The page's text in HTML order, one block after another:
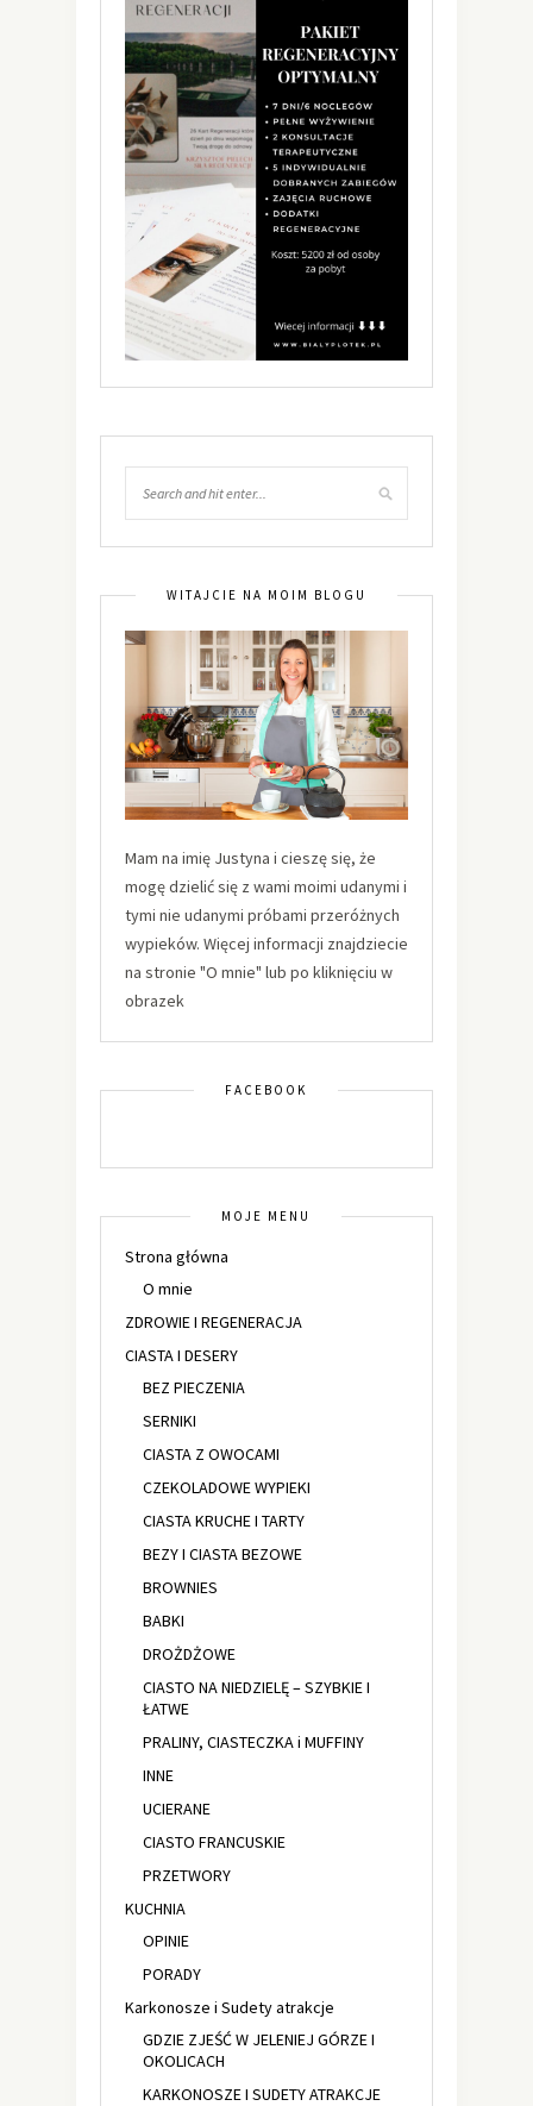
WITAJCIE NA MOIM BLOGU
Mam na imię Justyna i cieszę się, że
mogę dzielić się z wami moimi udanymi i
tymi nie udanymi próbami przeróżnych
wypieków. Więcej informacji znajdziecie
na stronie "O mnie" lub po kliknięciu w
obrazek
FACEBOOK
MOJE MENU
Strona główna
O mnie
ZDROWIE I REGENERACJA
CIASTA I DESERY
BEZ PIECZENIA
SERNIKI
CIASTA Z OWOCAMI
CZEKOLADOWE WYPIEKI
CIASTA KRUCHE I TARTY
BEZY I CIASTA BEZOWE
BROWNIES
BABKI
DROŻDŻOWE
CIASTO NA NIEDZIELĘ – SZYBKIE I
ŁATWE
PRALINY, CIASTECZKA i MUFFINY
INNE
UCIERANE
CIASTO FRANCUSKIE
PRZETWORY
KUCHNIA
OPINIE
PORADY
Karkonosze i Sudety atrakcje
GDZIE ZJEŚĆ W JELENIEJ GÓRZE I
OKOLICACH
KARKONOSZE I SUDETY ATRAKCJE